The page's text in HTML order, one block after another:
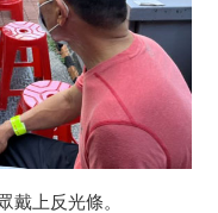
戴上反光條。